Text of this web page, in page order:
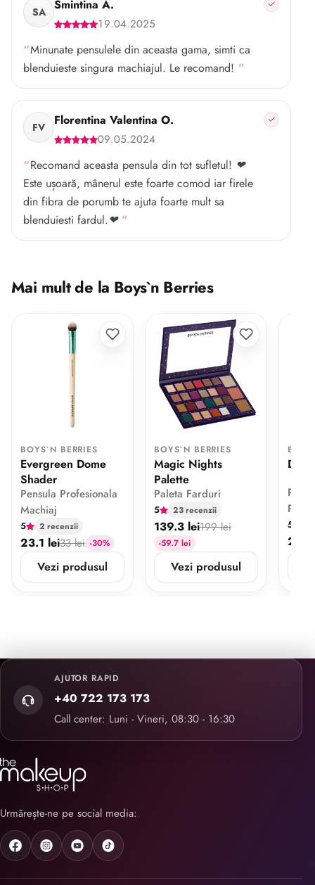
SA Smintina A.
19.04.2025
Minunate pensulele din aceasta gama, simti ca
blenduieste singura machiajul. Le recomand!
FV Florentina Valentina O.
09.05.2024
Recomand aceasta pensula din tot sufletul! ❤
Este ușoară, mânerul este foarte comod iar firele
din fibra de porumb te ajuta foarte mult sa
blenduiesti fardul.❤
Mai mult de la Boys`n Berries
BOYS`N BERRIES
Evergreen Dome
Shader
Pensula Profesionala
Machiaj
5 2 recenzii
23.1 lei33 lei -30%
Vezi produsul
BOYS`N BERRIES
Magic Nights
Palette
Paleta Farduri
5 23 recenzii
139.3 lei199 lei
-59.7 lei
Vezi produsul
5
23.1
AJUTOR RAPID
+40 722 173 173
Call center: Luni - Vineri, 08:30 - 16:30
Urmărește-ne pe social media: